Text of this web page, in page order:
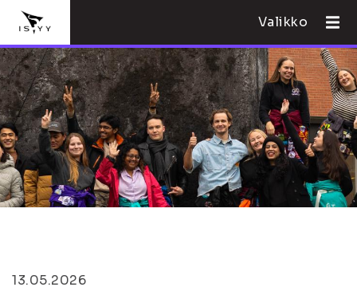
Valikko
13.05.2026